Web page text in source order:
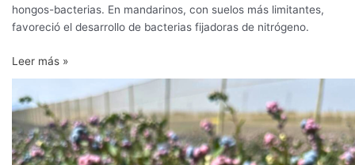
hongos-bacterias. En mandarinos, con suelos más limitantes,
favoreció el desarrollo de bacterias fijadoras de nitrógeno.
Leer más »
cultivas
arándanos,
anota
esto